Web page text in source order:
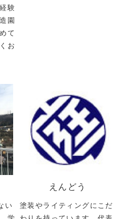
験
園
て
お
い
えんどう
塗装やライティングにこだ